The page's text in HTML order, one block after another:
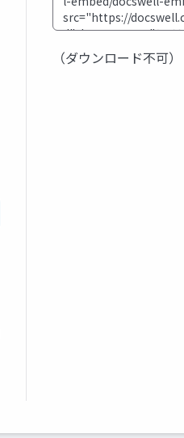
（ダウンロード不可）